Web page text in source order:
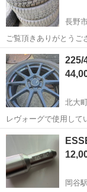
長野
ご覧頂きありがとうございます！ 185/60R15 ス
セットになります。 ホイー
残溝 5～6
長野 長野市
225/
北大
レヴォーグで使用して
イヤはあまり溝無いの
長野 大町市
岡谷駅